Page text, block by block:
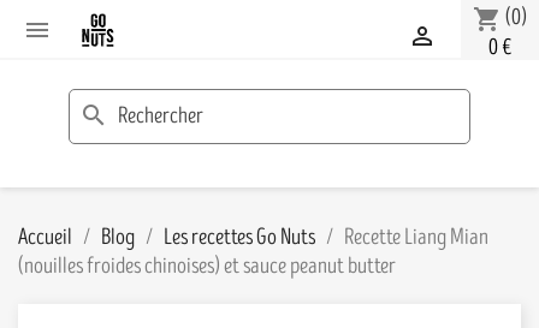
 shopping_cart (0)
0 €

search
Accueil Blog Les recettes Go Nuts
Recette Liang Mian
(nouilles froides chinoises) et sauce peanut butter